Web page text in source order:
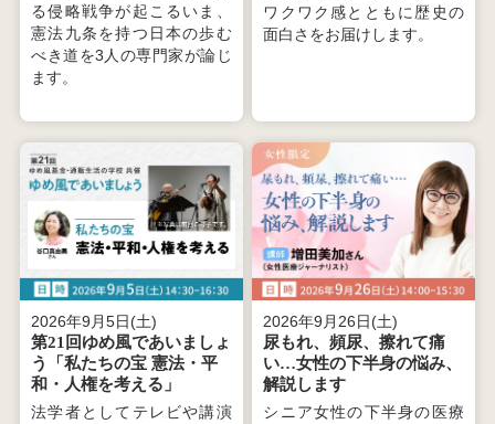
る侵略戦争が起こるいま、
憲法九条を持つ日本の歩む
べき道を3人の専門家が論じ
ます。
ワクワク感とともに歴史の
面白さをお届けします。
2026年9月5日(土)
第21回ゆめ風であいましょ
う「私たちの宝 憲法・平
和・人権を考える」
法学者としてテレビや講演
2026年9月26日(土)
尿もれ、頻尿、擦れて痛
い…女性の下半身の悩み、
解説します
シニア女性の下半身の医療